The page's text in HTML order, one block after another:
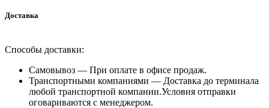
Доставка
Способы доставки:
Самовывоз — При оплате в офисе продаж.
Транспортными компаниями — Доставка до терминала
любой транспортной компании.Условия отправки
оговариваются с менеджером.